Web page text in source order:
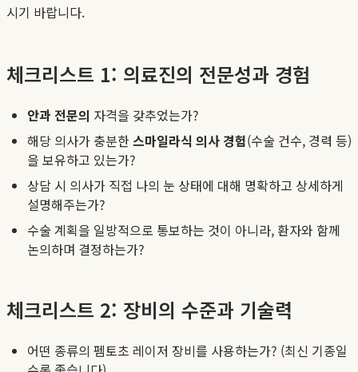
시기 바랍니다.
체크리스트 1: 의료진의 전문성과 경험
안과 전문의 자격을 갖추었는가?
해당 의사가 충분한스마일라식 의사 경험(수술 건수, 경력 등)
을 보유하고 있는가?
상담 시 의사가 직접 나의 눈 상태에 대해 명확하고 상세하게
설명해주는가?
수술 계획을 일방적으로 통보하는 것이 아니라, 환자와 함께
논의하며 결정하는가?
체크리스트 2: 장비의 수준과 기술력
어떤 종류의 펨토초 레이저 장비를 사용하는가? (최신 기종일